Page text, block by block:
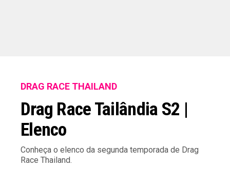
DRAG RACE THAILAND
Drag Race Tailândia S2 |
Elenco
Conheça o elenco da segunda temporada de Drag
Race Thailand.